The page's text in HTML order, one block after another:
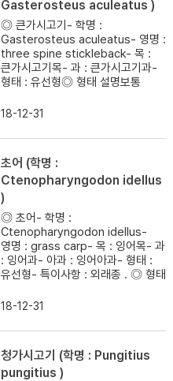
Gasterosteus aculeatus )
◎ 큰가시고기- 학명 :
Gasterosteus aculeatus- 영명 :
three spine stickleback- 목 :
큰가시고기목- 과 : 큰가시고기과-
형태 : 유선형◎ 형태 설명보통
18-12-31
초어 (학명 :
Ctenopharyngodon idellus
)
◎ 초어- 학명 :
Ctenopharyngodon idellus-
영명 : grass carp- 목 : 잉어목- 과
: 잉어과- 아과 : 잉어아과- 형태 :
유선형- 특이사항 : 외래종 . ◎ 형태
18-12-31
청가시고기 (학명 : Pungitius
pungitius )